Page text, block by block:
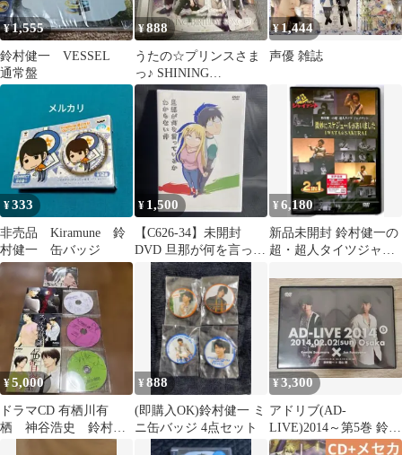
¥1,555
鈴村健一 VESSEL
通常盤
¥888
うたの☆プリンスさま
っ♪ SHINING
BIRTHDAY SONG CD
¥1,444
声優 雑誌
¥333
非売品 Kiramune 鈴
村健一 缶バッジ
¥ 1,500
【C626-34】未開封
DVD 旦那が何を言って
いるかわからない件
¥6,180
新品未開封 鈴村健一の
超・超人タイツジャイ
ールがあいました
¥5,000
ドラマCD 有栖川有
栖 神谷浩史 鈴村健
¥888
(即購入OK)鈴村健一 ミ
ニ缶バッジ 4点セット
¥3,300
アドリブ(AD-
LIVE)2014～第5巻 鈴村
健一×福山潤〈2枚組〉